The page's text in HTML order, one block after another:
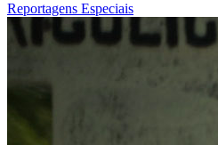
Reportagens Especiais